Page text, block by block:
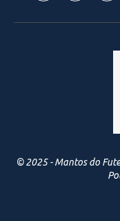
© 2025 - Mantos do